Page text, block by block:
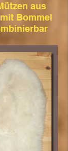
aus
Bommel
wir für euch
sind zu jeder
auf Wunsch
schönen
werden.